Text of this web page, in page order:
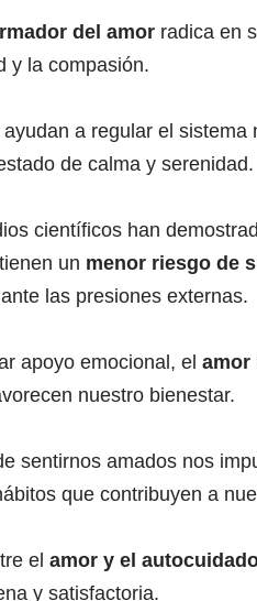
del amor radica en
y la compasión.
a regular el
de calma y serenidad.
científicos han
un menor riesgo de
las presiones externas.
apoyo emocional, el amor
nuestro bienestar.
sentirnos amados nos
que contribuyen a
el amor y el
y satisfactoria.